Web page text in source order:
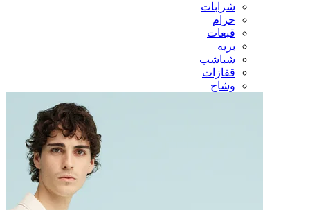
شرابات
حزام
قبعات
بريه
شباشب
قفازات
وشاح